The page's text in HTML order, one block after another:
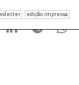
edição impressa